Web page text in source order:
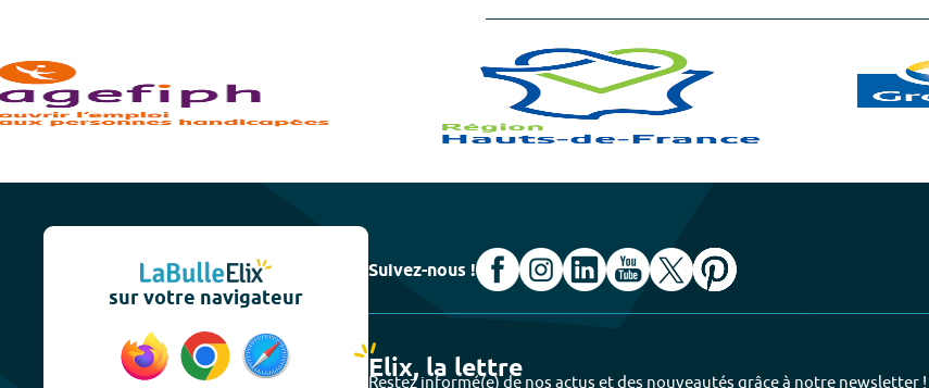
sur votre navigateur
Suivez-nous !
Elix, la lettre
Restez informé(e) de nos actus et des nouveautés grâce à notre newsletter !